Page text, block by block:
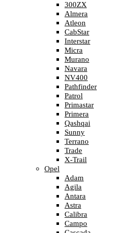
300ZX
Almera
Atleon
CabStar
Interstar
Micra
Murano
Navara
NV400
Pathfinder
Patrol
Primastar
Primera
Qashqai
Sunny
Terrano
Trade
X-Trail
Opel
Adam
Agila
Antara
Astra
Calibra
Campo